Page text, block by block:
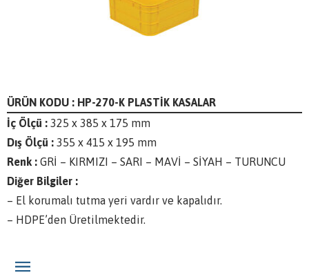
ÜRÜN KODU : HP-270-K PLASTİK KASALAR
İç Ölçü : 325 x 385 x 175 mm
Dış Ölçü : 355 x 415 x 195 mm
Renk : GRİ – KIRMIZI – SARI – MAVİ – SİYAH – TURUNCU
Diğer Bilgiler :
– El korumalı tutma yeri vardır ve kapalıdır.
– HDPE’den Üretilmektedir.